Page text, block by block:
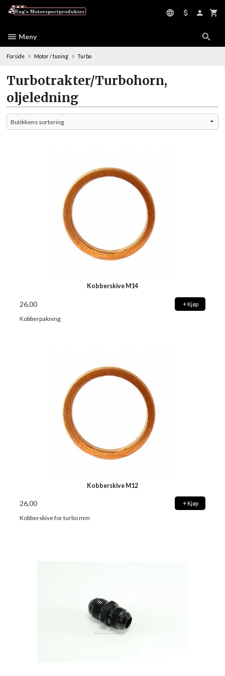
Meny
Forside Motor / tuning Turbo
Turbotrakter/Turbohorn,
oljeledning
Kobberskive M14
26,00 Kjøp
Kobberpakning
Kobberskive M12
26,00 Kjøp
Kobberskive for turbo mm